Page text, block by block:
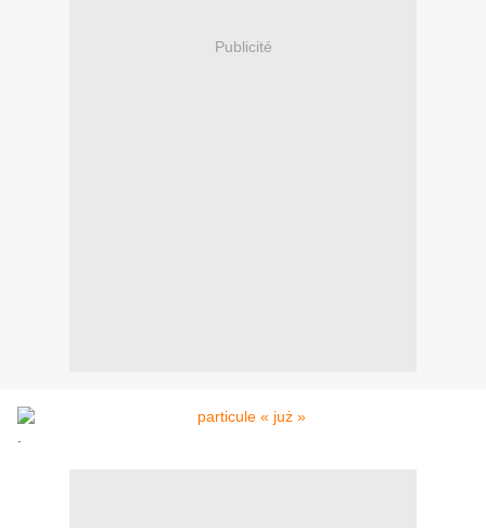
Publicité